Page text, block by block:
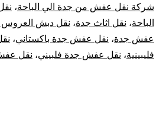
شركة نقل عفش من جدة الي الباحة،
الباحة، نقل اثاث جدة، نقل دبش العروس
عفش جدة، نقل عفش جدة باكستاني،
فليبينية، نقل عفش جدة فلبيني، نقل